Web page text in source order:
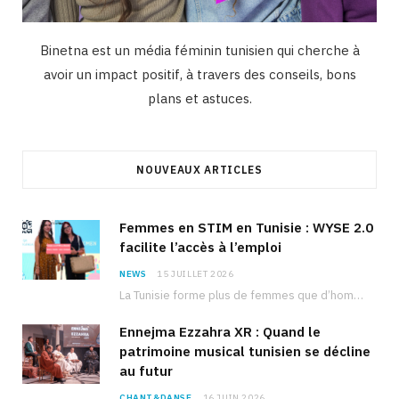
Binetna est un média féminin tunisien qui cherche à
avoir un impact positif, à travers des conseils, bons
plans et astuces.
NOUVEAUX ARTICLES
Femmes en STIM en Tunisie : WYSE 2.0
facilite l’accès à l’emploi
NEWS 15 JUILLET 2026
La Tunisie forme plus de femmes que d’hommes dans les filières scientifiques. Pourtant, pour beaucoup…
Ennejma Ezzahra XR : Quand le
patrimoine musical tunisien se décline
au futur